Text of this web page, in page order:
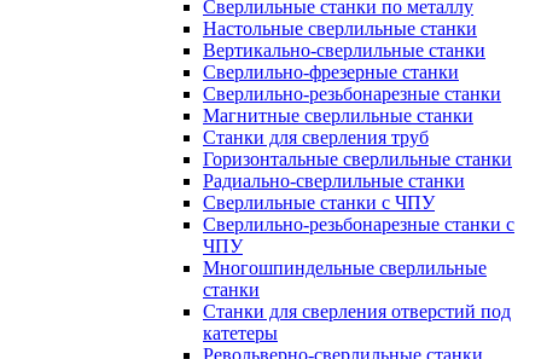
Сверлильные станки по металлу
Настольные сверлильные станки
Вертикально-сверлильные станки
Сверлильно-фрезерные станки
Сверлильно-резьбонарезные станки
Магнитные сверлильные станки
Станки для сверления труб
Горизонтальные сверлильные станки
Радиально-сверлильные станки
Сверлильные станки с ЧПУ
Сверлильно-резьбонарезные станки с
ЧПУ
Многошпиндельные сверлильные
станки
Станки для сверления отверстий под
катетеры
Револьверно-сверлильные станки